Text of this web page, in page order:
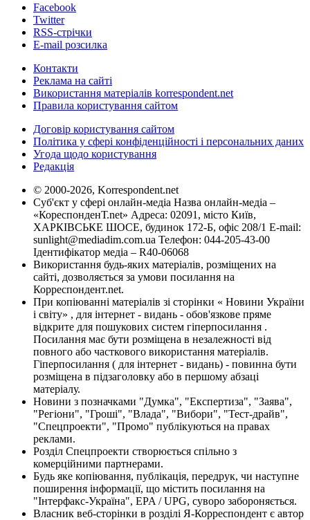
Facebook
Twitter
RSS-стрічки
E-mail розсилка
Контакти
Реклама на сайті
Використання матеріалів korrespondent.net
Правила користування сайтом
Договір користування сайтом
Політика у сфері конфіденційності і персональних даних
Угода щодо користування
Редакція
© 2000-2026, Korrespondent.net
Суб'єкт у сфері онлайн-медіа Назва онлайн-медіа –
«КореспонденТ.net» Адреса: 02091, місто Київ,
ХАРКІВСЬКЕ ШОСЕ, будинок 172-Б, офіс 208/1 E-mail:
sunlight@mediadim.com.ua Телефон: 044-205-43-00
Ідентифікатор медіа – R40-06068
Використання будь-яких матеріалів, розміщених на
сайті, дозволяється за умови посилання на
Корреспондент.net.
При копіюванні матеріалів зі сторінки « Новини України
і світу» , для інтернет - видань - обов'язкове пряме
відкрите для пошукових систем гіперпосилання .
Посилання має бути розміщена в незалежності від
повного або часткового використання матеріалів.
Гіперпосилання ( для інтернет - видань) - повинна бути
розміщена в підзаголовку або в першому абзаці
матеріалу.
Новини з позначками "Думка", "Експертиза", "Заява",
"Регіони", "Гроші", "Влада", "Вибори", "Тест-драйв",
"Спецпроекти", "Промо" публікуються на правах
реклами.
Розділ Спецпроекти створюється спільно з
комерційними партнерами.
Будь яке копіювання, публікація, передрук, чи наступне
поширення інформації, що містить посилання на
"Інтерфакс-Україна", EPA / UPG, суворо забороняється.
Власник веб-сторінки в розділі Я-Корреспондент є автор